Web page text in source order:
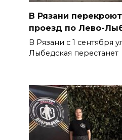
В Рязани
проезд по Лево-
В Рязани с 1 сентября
Лыбедская перестанет